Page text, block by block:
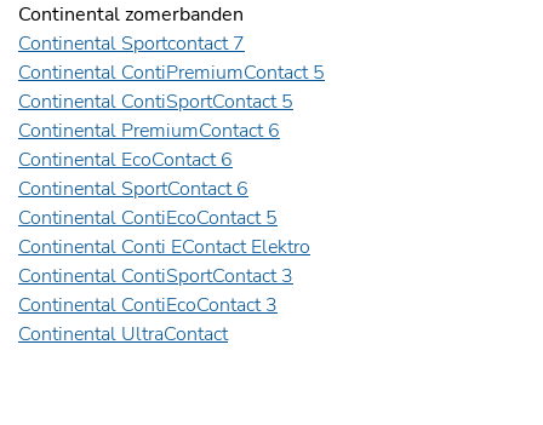
Continental zomerbanden
Continental Sportcontact 7
Continental ContiPremiumContact 5
Continental ContiSportContact 5
Continental PremiumContact 6
Continental EcoContact 6
Continental SportContact 6
Continental ContiEcoContact 5
Continental Conti EContact Elektro
Continental ContiSportContact 3
Continental ContiEcoContact 3
Continental UltraContact